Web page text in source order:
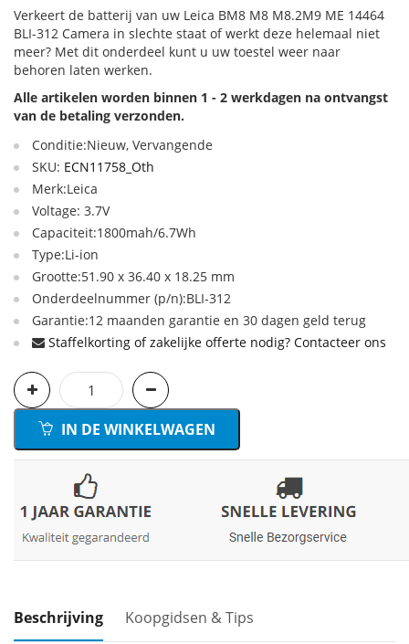
Verkeert de batterij van uw Leica BM8 M8 M8.2M9 ME 14464
BLI-312 Camera in slechte staat of werkt deze helemaal niet
meer? Met dit onderdeel kunt u uw toestel weer naar
behoren laten werken.
Alle artikelen worden binnen 1 - 2 werkdagen na ontvangst
van de betaling verzonden.
Conditie:Nieuw, Vervangende
SKU: ECN11758_Oth
Merk:Leica
Voltage: 3.7V
Capaciteit:1800mah/6.7Wh
Type:Li-ion
Grootte:51.90 x 36.40 x 18.25 mm
Onderdeelnummer (p/n):BLI-312
Garantie:12 maanden garantie en 30 dagen geld terug
Staffelkorting of zakelijke offerte nodig? Contacteer ons
IN DE WINKELWAGEN
Beschrijving Koopgidsen & Tips